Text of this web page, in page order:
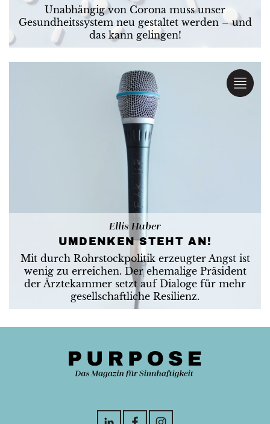
Unabhängig von Corona muss unser
Gesundheitssystem neu gestaltet werden – und
das kann gelingen!
Ellis Huber
UMDENKEN STEHT AN!
Mit durch Rohrstockpolitik erzeugter Angst ist
wenig zu erreichen. Der ehemalige Präsident
der Ärztekammer setzt auf Dialoge für mehr
gesellschaftliche Resilienz.